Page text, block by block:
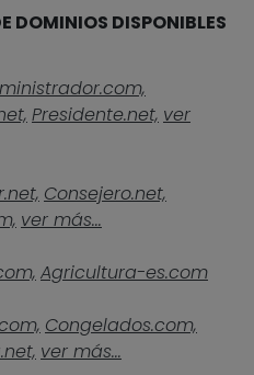
DOMINIOS DISPONIBLES
Presidente.net, ver
Consejero.net,
ver más...
Agricultura-es.com
Congelados.com,
ver más...